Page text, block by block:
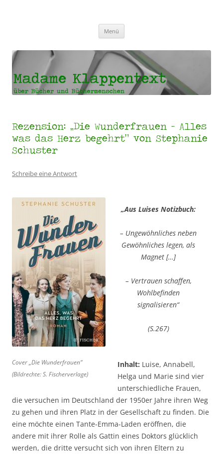
Menü
Rezension: „Die Wunderfrauen – Alles
was das Herz begehrt“ von Stephanie
Schuster
Schreibe eine Antwort
Cover „Die Wunderfrauen“
(Bildrechte: S. Fischerverlage)
„Aus Luises Notizbuch:
– Ungewöhnliches neben
Gewöhnliches legen, als
Magnet […]
– Vertrauen schaffen,
Wohlbefinden
signalisieren“
(S.267)
Inhalt: Luise, Annabell,
Helga und Marie sind vier
unterschiedliche Frauen,
die versuchen im Deutschland der 1950er Jahre ihren Weg
zu gehen und ihren Platz in der Gesellschaft zu finden. Die
eine möchte einen Tante-Emma-Laden eröffnen, die
andere mit ihrer Rolle als Gattin eines Doktors glücklich
werden, die dritte versucht sich von ihren Eltern zu